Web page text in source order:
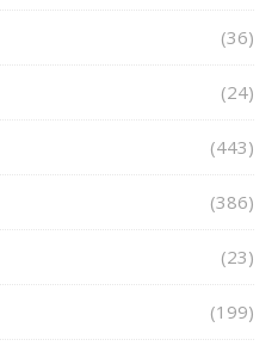
(36)
(24)
(443)
(386)
(23)
(199)